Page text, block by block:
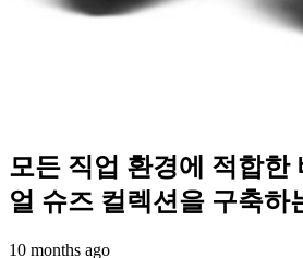
모든 직업 환경에 적합한
얼 슈즈 컬렉션을 구축하
10 months ago